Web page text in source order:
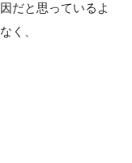
だと思っているよ
く、